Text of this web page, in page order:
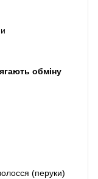
обміну
(перуки)